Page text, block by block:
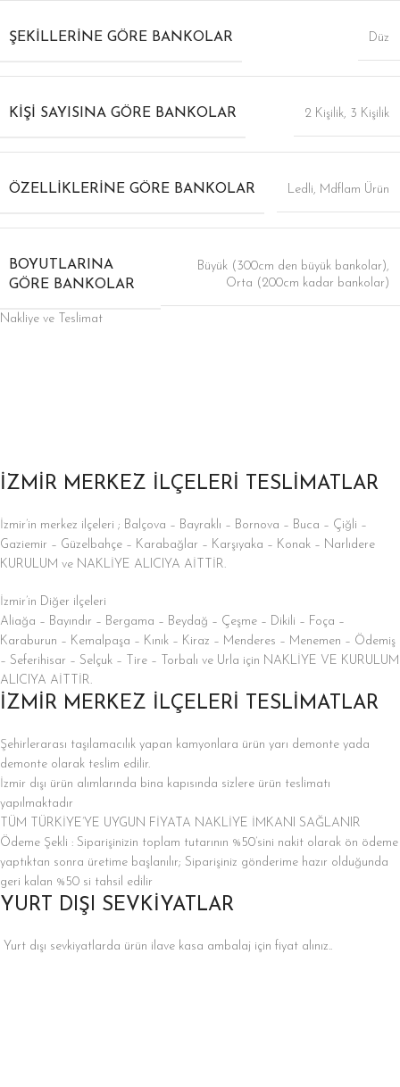
ŞEKILLERINE GÖRE BANKOLAR Düz
KIŞI SAYISINA GÖRE BANKOLAR 2 Kişilik, 3 Kişilik
ÖZELLIKLERINE GÖRE BANKOLAR Ledli, Mdflam Ürün
BOYUTLARINA
GÖRE BANKOLAR
Büyük (300cm den büyük bankolar),
Orta (200cm kadar bankolar)
Nakliye ve Teslimat
İZMİR MERKEZ İLÇELERİ TESLİMATLAR
İzmir’in merkez ilçeleri ; Balçova – Bayraklı – Bornova – Buca – Çiğli –
Gaziemir – Güzelbahçe – Karabağlar – Karşıyaka – Konak – Narlıdere
KURULUM ve NAKLİYE ALICIYA AİTTİR.
İzmir’in Diğer ilçeleri
Aliağa – Bayındır – Bergama – Beydağ – Çeşme – Dikili – Foça –
Karaburun – Kemalpaşa – Kınık – Kiraz – Menderes – Menemen – Ödemiş
– Seferihisar – Selçuk – Tire – Torbalı ve Urla için NAKLİYE VE KURULUM
ALICIYA AİTTİR.
İZMİR MERKEZ İLÇELERİ TESLİMATLAR
Şehirlerarası taşılamacılık yapan kamyonlara ürün yarı demonte yada
demonte olarak teslim edilir.
İzmir dışı ürün alımlarında bina kapısında sizlere ürün teslimatı
yapılmaktadır
TÜM TÜRKİYE’YE UYGUN FİYATA NAKLİYE İMKANI SAĞLANIR
Ödeme Şekli : Siparişinizin toplam tutarının %50’sini nakit olarak ön ödeme
yaptıktan sonra üretime başlanılır; Siparişiniz gönderime hazır olduğunda
geri kalan %50 si tahsil edilir
YURT DIŞI SEVKİYATLAR
Yurt dışı sevkiyatlarda ürün ilave kasa ambalaj için fiyat alınız..